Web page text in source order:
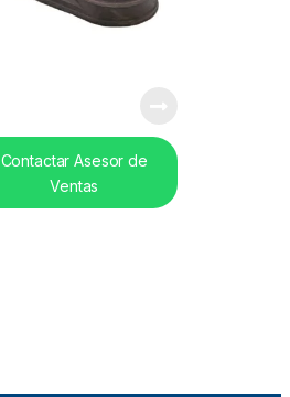
Contactar Asesor de
Ventas